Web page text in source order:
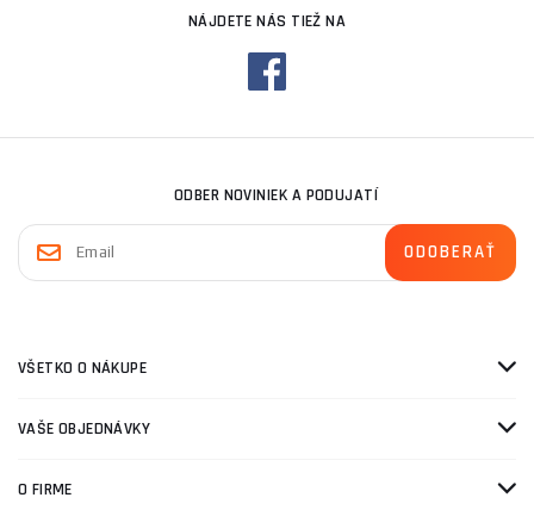
NÁJDETE NÁS TIEŽ NA
ODBER NOVINIEK A PODUJATÍ
VŠETKO O NÁKUPE
VAŠE OBJEDNÁVKY
O FIRME